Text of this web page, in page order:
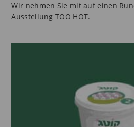
Wir nehmen Sie mit auf einen
Ausstellung TOO HOT.